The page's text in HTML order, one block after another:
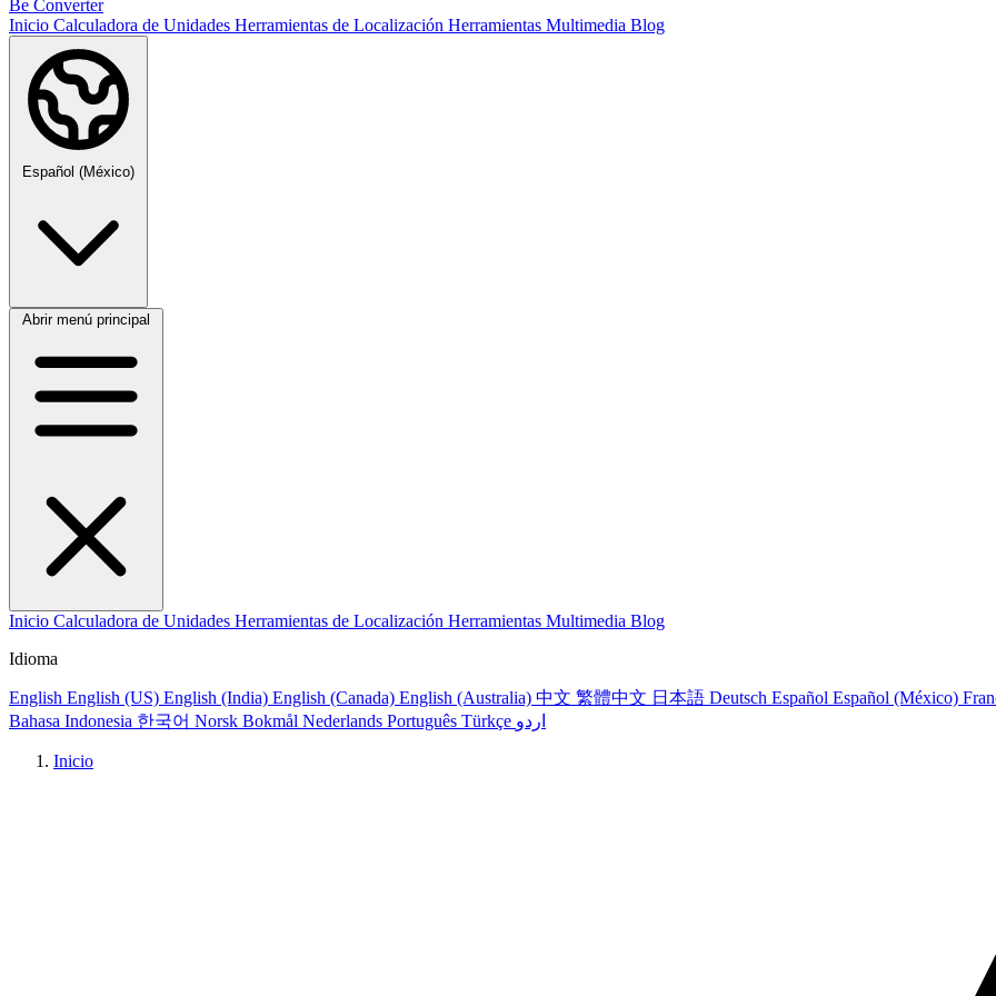
Be Converter
Inicio Calculadora de Unidades Herramientas de Localización Herramientas Multimedia Blog
Español (México)
Abrir menú principal
Inicio Calculadora de Unidades Herramientas de Localización Herramientas Multimedia Blog
Idioma
English English (US) English (India) English (Canada) English (Australia) 中文 繁體中文 日本語 Deutsch Español Español (México)
Bahasa Indonesia 한국어 Norsk Bokmål Nederlands Português Türkçe اردو
Inicio